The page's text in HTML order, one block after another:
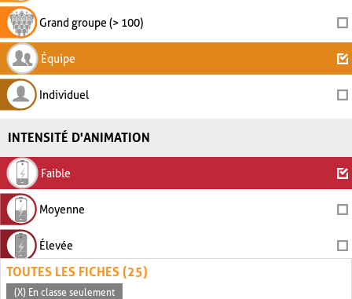
Grand groupe (> 100)
Équipe
Individuel
INTENSITÉ D'ANIMATION
Faible
Moyenne
Élevée
TOUTES LES FICHES (25)
(X) En classe seulement